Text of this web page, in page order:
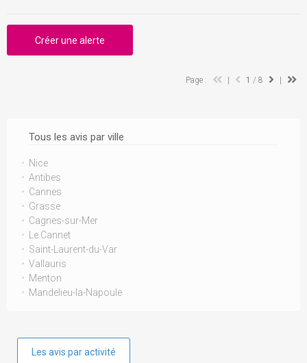
Tous les avis par ville
Nice
Antibes
Cannes
Grasse
Cagnes-sur-Mer
Le Cannet
Saint-Laurent-du-Var
Vallauris
Menton
Mandelieu-la-Napoule
Les avis par activité
Créer une alerte
Page : 1 / 8